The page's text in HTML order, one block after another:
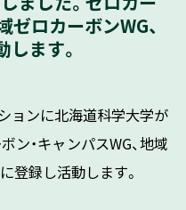
ゼロカーボンWG、
ます。
ョンに北海道科学大学が
ン・キャンパスWG、地域
登録し活動します。